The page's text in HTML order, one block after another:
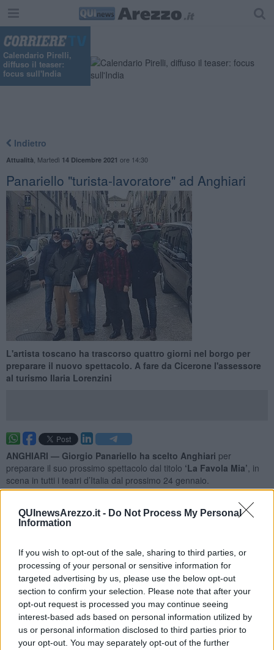
QUInewsArezzo.it - Do Not Process My Personal
Information
If you wish to opt-out of the sale, sharing to third parties, or
processing of your personal or sensitive information for
targeted advertising by us, please use the below opt-out
section to confirm your selection. Please note that after your
opt-out request is processed you may continue seeing
interest-based ads based on personal information utilized by
us or personal information disclosed to third parties prior to
your opt-out. You may separately opt-out of the further
Calendario Pirelli,
diffuso il teaser:
focus sull'India
Indietro
Attualità Martedì 14 Dicembre 2021 ore 14:30
Panariello "turista-lavoratore" ad Anghiari
L'artista toscano ha trascorso quattro giorni nel borgo per
preparare il nuovo spettacolo. A fare da Cicerone l'assessore
al turismo Ilaria Lorenzini
ANGHIARI — Giorgio Panariello ha scelto Anghiari per
preparare il suo prossimo spettacolo dal titolo ‘La Favola Mia’ , in
scena in tutti i teatri d’Italia dal prossimo 24 gennaio.
Anghiari, apprezzato e fotografato dal comico toscano.A fare da
Cicerone durante la visita è stata l’assessore Ilaria Lorenzini
storico, guidandolo durante la visita al Museo della Battaglia e a
Palazzo Pretorio.
Durante i 4 i giorni in cui il comico e il suo staff, compreso
l’autore televisivo Walter Santillo,sono rimasti ad Anghiari,hanno
soggiornato a Podere Tovari cenando al ristorante da Alighierio.